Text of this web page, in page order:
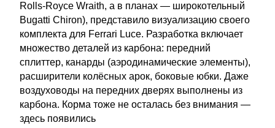
Rolls-Royce Wraith, а в планах — широкотельный
Bugatti Chiron), представило визуализацию своего
комплекта для Ferrari Luce. Разработка включает
множество деталей из карбона: передний
сплиттер, канарды (аэродинамические элементы),
расширители колёсных арок, боковые юбки. Даже
воздуховоды на передних дверях выполнены из
карбона. Корма тоже не осталась без внимания —
здесь появились